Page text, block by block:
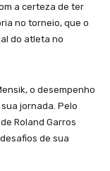
a certeza de ter
no torneio, que o
do atleta no
o desempenho
jornada. Pelo
Roland Garros
de sua